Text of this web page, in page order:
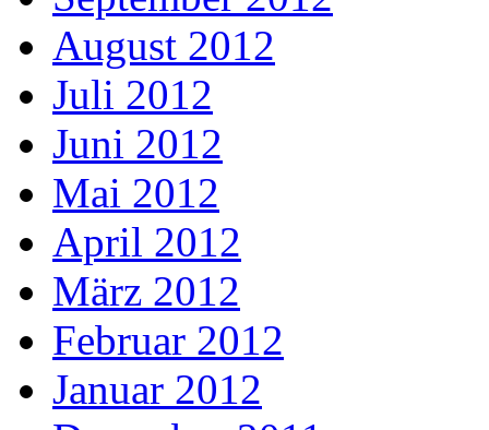
August 2012
Juli 2012
Juni 2012
Mai 2012
April 2012
März 2012
Februar 2012
Januar 2012